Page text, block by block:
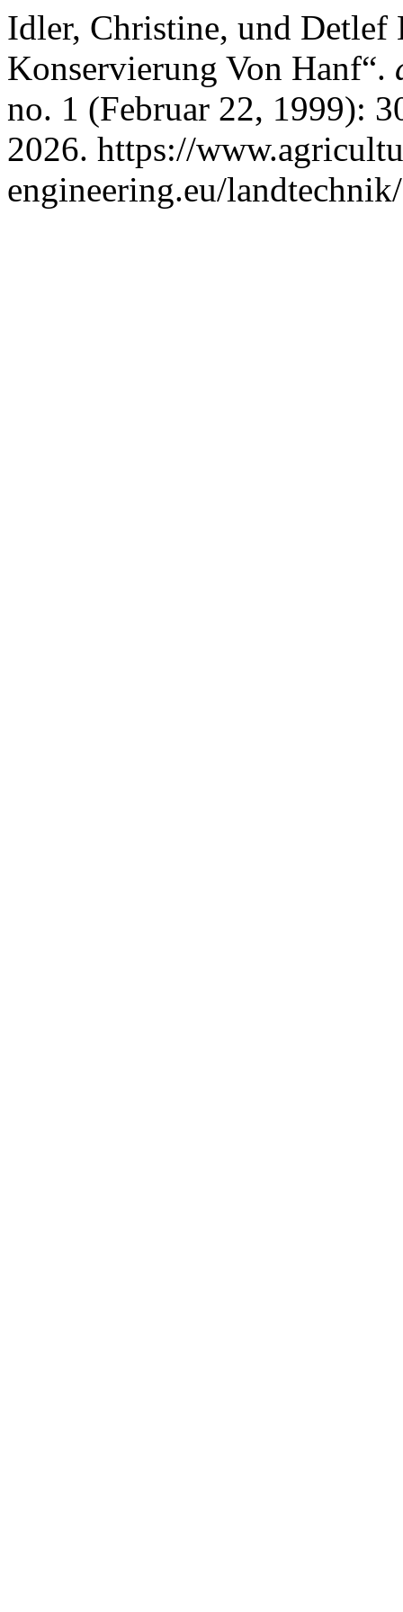
Idler, Christine, und Detlef
Konservierung Von Hanf“.
no. 1 (Februar 22, 1999):
2026. https://
engineering.eu/